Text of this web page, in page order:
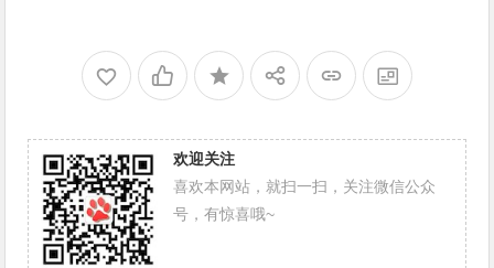
欢迎关注
喜欢本网站，就扫一扫，关注微信公众
号，有惊喜哦~